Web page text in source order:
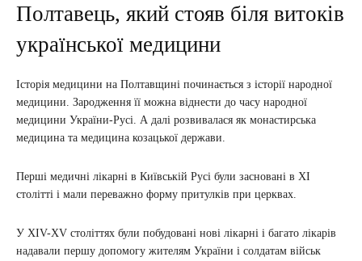
Полтавець, який стояв біля витоків
української медицини
Історія медицини на Полтавщині починається з історії народної
медицини. Зародження її можна віднести до часу народної
медицини України-Русі. А далі розвивалася як монастирська
медицина та медицина козацької держави.
Перші медичні лікарні в Київській Русі були засновані в XI
столітті і мали переважно форму притулків при церквах.
У XIV-XV століттях були побудовані нові лікарні і багато лікарів
надавали першу допомогу жителям України і солдатам військ